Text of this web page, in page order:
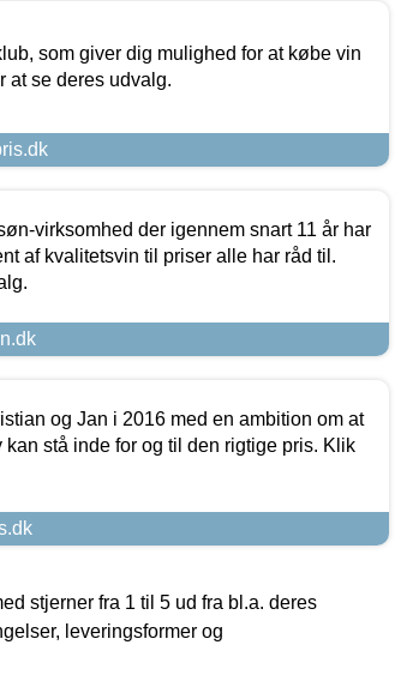
som giver dig mulighed for at købe vin
at se deres udvalg.
virksomhed der igennem snart 11 år har
af kvalitetsvin til priser alle har råd til.
og Jan i 2016 med en ambition om at
kan stå inde for og til den rigtige pris. Klik
stjerner fra 1 til 5 ud fra bl.a. deres
leveringsformer og